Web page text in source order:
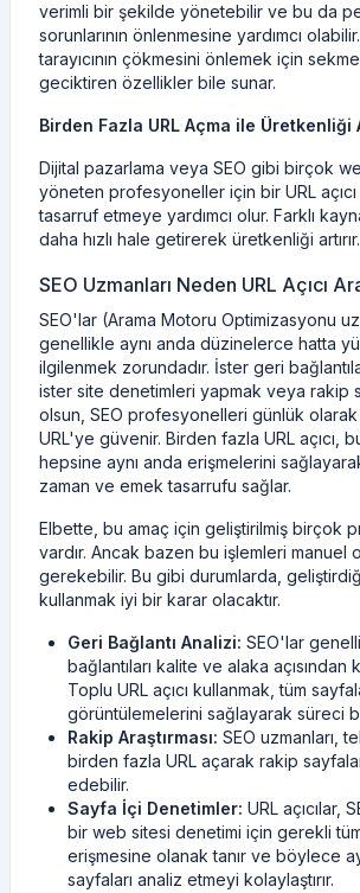
verimli bir şekilde yönetebilir ve bu da
sorunlarının önlenmesine yardımcı
tarayıcının çökmesini önlemek için
geciktiren özellikler bile sunar.
Birden Fazla URL Açma ile Üretkenliği
Dijital pazarlama veya SEO gibi birçok
yöneten profesyoneller için bir URL
tasarruf etmeye yardımcı olur. Farklı
daha hızlı hale getirerek üretkenliği artırır.
SEO Uzmanları Neden URL Açıcı
SEO'lar (Arama Motoru Optimizasyonu
genellikle aynı anda düzinelerce hatta
ilgilenmek zorundadır. İster geri
ister site denetimleri yapmak veya rakip
olsun, SEO profesyonelleri günlük
URL'ye güvenir. Birden fazla URL açıcı,
hepsine aynı anda erişmelerini
zaman ve emek tasarrufu sağlar.
Elbette, bu amaç için geliştirilmiş birçok
vardır. Ancak bazen bu işlemleri manuel
gerekebilir. Bu gibi durumlarda,
kullanmak iyi bir karar olacaktır.
Geri Bağlantı Analizi: SEO'lar
bağlantıları kalite ve alaka açısından
Toplu URL açıcı kullanmak, tüm
görüntülemelerini sağlayarak süreci
Rakip Araştırması: SEO uzmanları,
birden fazla URL açarak rakip
edebilir.
Sayfa İçi Denetimler: URL açıcılar,
bir web sitesi denetimi için gerekli
erişmesine olanak tanır ve böylece
sayfaları analiz etmeyi kolaylaştırır.